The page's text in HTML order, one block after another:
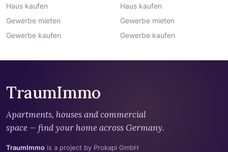
Haus kaufen
Gewerbe mieten
Gewerbe kaufen
Haus kaufen
Gewerbe mieten
Gewerbe kaufen
TraumImmo
Apartments, houses and commercial
space — find your home across Germany.
TraumImmo is a project by Prokapi GmbH